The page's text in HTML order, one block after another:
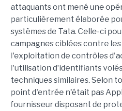
attaquants ont mené une
particulièrement élaborée
systèmes de Tata. Celle-ci
campagnes ciblées contre les
l'exploitation de contrôles
l'utilisation d'identifiants
techniques similaires. Selon
point d'entrée n'était pas
fournisseur disposant de